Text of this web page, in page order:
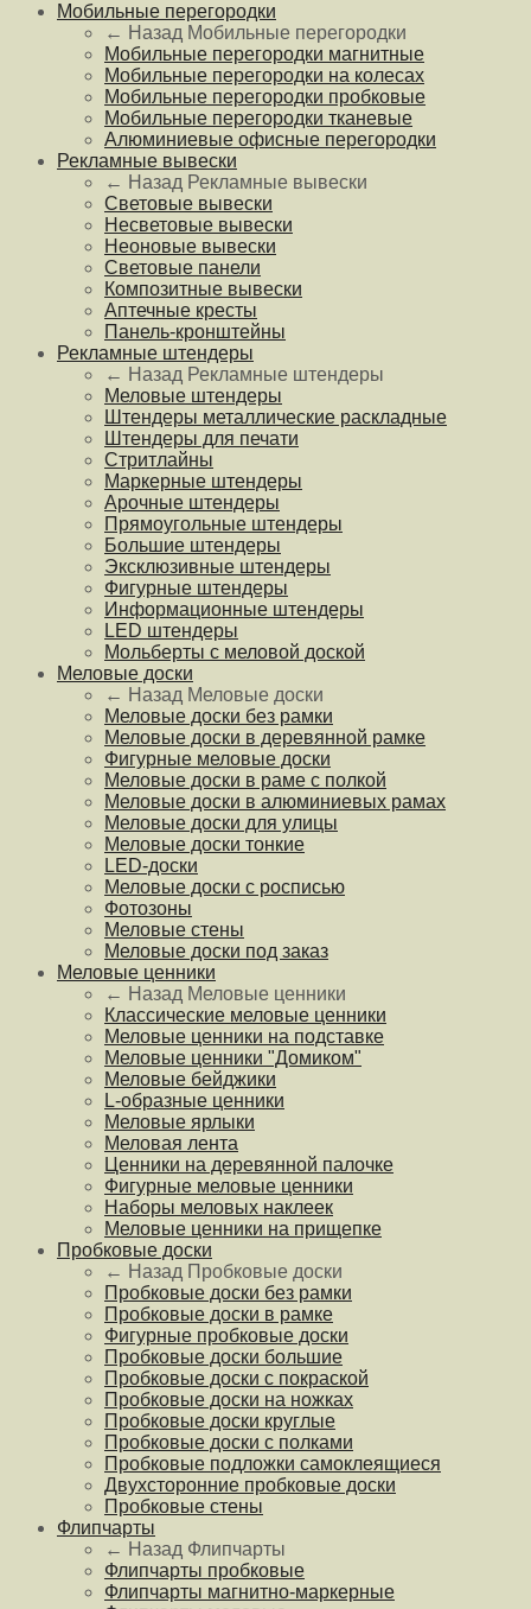
Мобильные перегородки
← Назад Мобильные перегородки
Мобильные перегородки магнитные
Мобильные перегородки на колесах
Мобильные перегородки пробковые
Мобильные перегородки тканевые
Алюминиевые офисные перегородки
Рекламные вывески
← Назад Рекламные вывески
Световые вывески
Несветовые вывески
Неоновые вывески
Световые панели
Композитные вывески
Аптечные кресты
Панель-кронштейны
Рекламные штендеры
← Назад Рекламные штендеры
Меловые штендеры
Штендеры металлические раскладные
Штендеры для печати
Стритлайны
Маркерные штендеры
Арочные штендеры
Прямоугольные штендеры
Большие штендеры
Эксклюзивные штендеры
Фигурные штендеры
Информационные штендеры
LED штендеры
Мольберты с меловой доской
Меловые доски
← Назад Меловые доски
Меловые доски без рамки
Меловые доски в деревянной рамке
Фигурные меловые доски
Меловые доски в раме с полкой
Меловые доски в алюминиевых рамах
Меловые доски для улицы
Меловые доски тонкие
LED-доски
Меловые доски с росписью
Фотозоны
Меловые стены
Меловые доски под заказ
Меловые ценники
← Назад Меловые ценники
Классические меловые ценники
Меловые ценники на подставке
Меловые ценники "Домиком"
Меловые бейджики
L-образные ценники
Меловые ярлыки
Меловая лента
Ценники на деревянной палочке
Фигурные меловые ценники
Наборы меловых наклеек
Меловые ценники на прищепке
Пробковые доски
← Назад Пробковые доски
Пробковые доски без рамки
Пробковые доски в рамке
Фигурные пробковые доски
Пробковые доски большие
Пробковые доски с покраской
Пробковые доски на ножках
Пробковые доски круглые
Пробковые доски с полками
Пробковые подложки самоклеящиеся
Двухсторонние пробковые доски
Пробковые стены
Флипчарты
← Назад Флипчарты
Флипчарты пробковые
Флипчарты магнитно-маркерные